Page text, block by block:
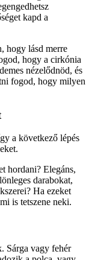
kapd a
hogy lásd merre
hogy a cirkónia
nézelődnöd, és
fogod, hogy milyen
a következő lépés
hordani? Elegáns,
darabokat,
Ha ezeket
is tetszene neki.
Sárga vagy fehér